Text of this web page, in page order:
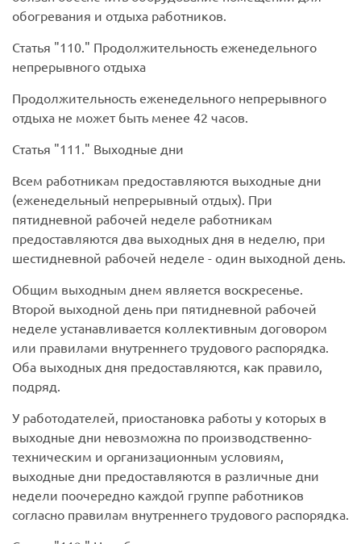
обогревания и отдыха работников.
Статья
110.
Продолжительность еженедельного
непрерывного отдыха
Продолжительность еженедельного непрерывного
отдыха не может быть менее 42 часов.
Статья
111.
Выходные дни
Всем работникам предоставляются выходные дни
(еженедельный непрерывный отдых). При
пятидневной рабочей неделе работникам
предоставляются два выходных дня в неделю, при
шестидневной рабочей неделе - один выходной день.
Общим выходным днем является воскресенье.
Второй выходной день при пятидневной рабочей
неделе устанавливается коллективным договором
или правилами внутреннего трудового распорядка.
Оба выходных дня предоставляются, как правило,
подряд.
У работодателей, приостановка работы у которых в
выходные дни невозможна по производственно-
техническим и организационным условиям,
выходные дни предоставляются в различные дни
недели поочередно каждой группе работников
согласно правилам внутреннего трудового распорядка.